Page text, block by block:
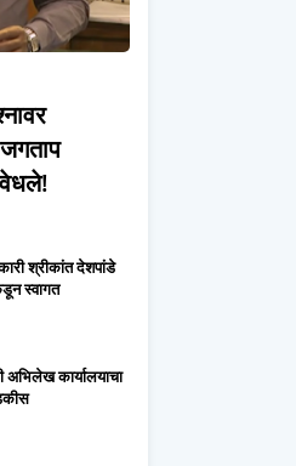
श्रीकांत देशपांडे
स्वागत
कार्यालयाचा